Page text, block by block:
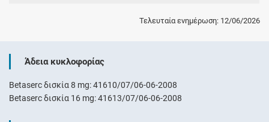
Τελευταία ενημέρωση: 12/06/2026
Άδεια κυκλοφορίας
Betaserc δισκία 8 mg: 41610/07/06-06-2008
Betaserc δισκία 16 mg: 41613/07/06-06-2008